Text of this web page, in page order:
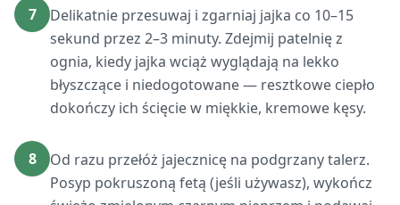
7
Delikatnie przesuwaj i zgarniaj jajka co 10–15
sekund przez 2–3 minuty. Zdejmij patelnię z
ognia, kiedy jajka wciąż wyglądają na lekko
błyszczące i niedogotowane — resztkowe ciepło
dokończy ich ścięcie w miękkie, kremowe kęsy.
8
Od razu przełóż jajecznicę na podgrzany talerz.
Posyp pokruszoną fetą (jeśli używasz), wykończ